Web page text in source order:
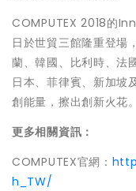
COMPUTEX 2018的
日於世貿三館隆重登場
蘭、韓國、比利時、法
日本、菲律賓、新加坡
創能量，擦出創新火花。
更多相關資訊：
COMPUTEX官網：
h_TW/